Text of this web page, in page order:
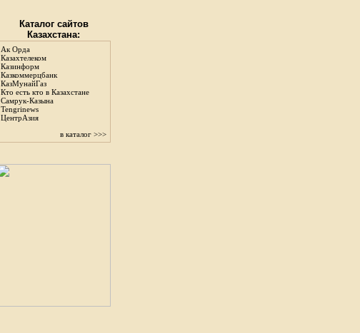
Каталог сайтов
Казахстана:
Ак Орда
Казахтелеком
Казинформ
Казкоммерцбанк
КазМунайГаз
Кто есть кто в Казахстане
Самрук-Казына
Tengrinews
ЦентрАзия
в каталог >>>